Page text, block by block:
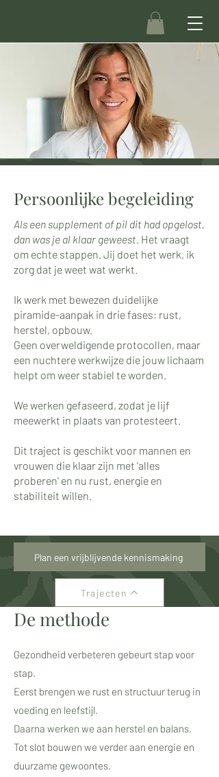
Persoonlijke begeleiding
Als een supplement of pil dit had opgelost,
dan was je al klaar geweest. Het vraagt
om echte stappen. Jij doet het werk, ik
zorg dat je weet wat werkt.
Ik werk met bewezen duidelijke
piramide-aanpak in drie fases: rust,
herstel, opbouw.
Geen overweldigende protocollen, maar
een nuchtere werkwijze die jouw lichaam
helpt om weer stabiel te worden.
We werken gefaseerd, zodat je lijf
meewerkt in plaats van protesteert.
Dit traject is geschikt voor mannen en
vrouwen die klaar zijn met 'alles
proberen' en nu rust, energie en
stabiliteit willen.
Plan een vrijblijvende kennismaking
Trajecten
De methode
Gezondheid verbeteren gebeurt stap voor
stap.
Eerst brengen we rust en structuur terug in
voeding en leefstijl.
Daarna werken we aan herstel en balans.
Tot slot bouwen we verder aan energie en
duurzame gewoontes.